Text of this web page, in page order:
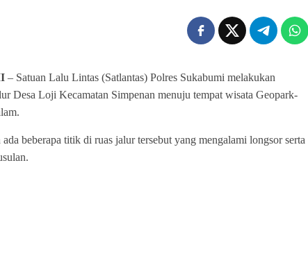
– Satuan Lalu Lintas (Satlantas) Polres Sukabumi melakukan
Desa Loji Kecamatan Simpenan menuju tempat wisata Geopark-
beberapa titik di ruas jalur tersebut yang mengalami longsor serta